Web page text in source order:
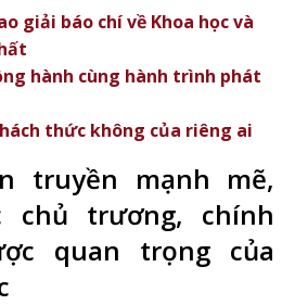
giải báo chí về Khoa học và
hành cùng hành trình phát
thức không của riêng ai
truyền mạnh mẽ,
chủ trương, chính
quan trọng của